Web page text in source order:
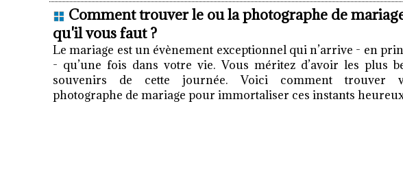
Comment trouver le ou la photographe de
qu'il vous faut ?
Le mariage est un évènement exceptionnel qui n’arrive - en
- qu’une fois dans votre vie. Vous méritez d’avoir les plus
souvenirs de cette journée. Voici comment trouver
photographe de mariage pour immortaliser ces instants